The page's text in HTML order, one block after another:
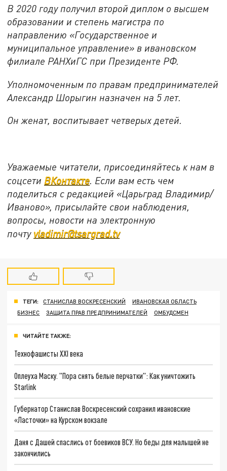
В 2020 году получил второй диплом о высшем
образовании и степень магистра по
направлению «Государственное и
муниципальное управление» в ивановском
филиале РАНХиГС при Президенте РФ.
Уполномоченным по правам предпринимателей
Александр Шорыгин назначен на 5 лет.
Он женат, воспитывает четверых детей.
Уважаемые читатели, присоединяйтесь к нам в
соцсети ВКонтакте. Если вам есть чем
поделиться с редакцией «Царьград Владимир/
Иваново», присылайте свои наблюдения,
вопросы, новости на электронную
почту vladimir@tsargrad.tv
ТЕГИ: СТАНИСЛАВ ВОСКРЕСЕНСКИЙ
ИВАНОВСКАЯ ОБЛАСТЬ
БИЗНЕС
ЗАЩИТА ПРАВ ПРЕДПРИНИМАТЕЛЕЙ ОМБУДСМЕН
ЧИТАЙТЕ ТАКЖЕ:
Технофашисты XXI века
Оплеуха Маску. "Пора снять белые перчатки": Как уничтожить
Starlink
Губернатор Станислав Воскресенский сохранил ивановские
«Ласточки» на Курском вокзале
Даня с Дашей спаслись от боевиков ВСУ. Но беды для малышей не
закончились